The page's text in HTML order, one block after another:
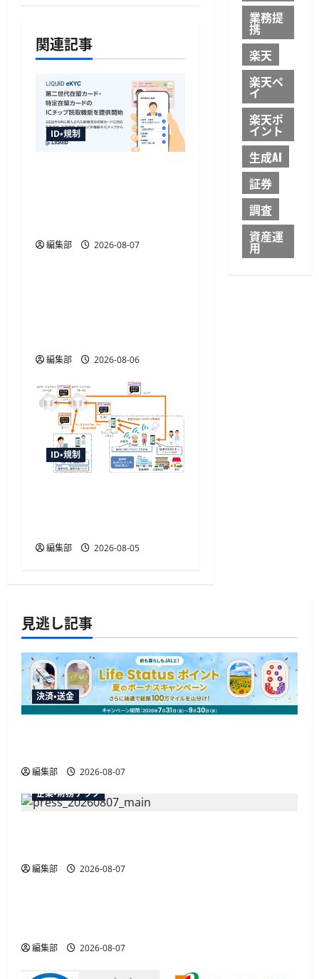
シ
ョ
ン
関連記事
ID・規制
編集部 2026-08-07
ID・規制
編集部 2026-08-06
ID・規制
編集部 2026-08-05
業務提
携
楽天
楽天ペ
イ
楽天ポ
イント
生成AI
証券
調査
資産運
用
見逃し記事
決済・送金
編集部
2026-08-07
企業・財務テック
編集部 2026-08-07
広告
編集部 2026-08-07